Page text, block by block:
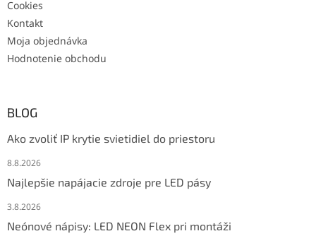
Cookies
Kontakt
Moja objednávka
Hodnotenie obchodu
BLOG
Ako zvoliť IP krytie svietidiel do priestoru
8.8.2026
Najlepšie napájacie zdroje pre LED pásy
3.8.2026
Neónové nápisy: LED NEON Flex pri montáži